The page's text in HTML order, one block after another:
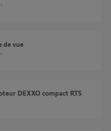
de vue
DEXXO compact RTS